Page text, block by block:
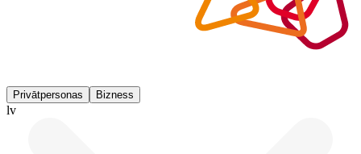
Privātpersonas Bizness
lv